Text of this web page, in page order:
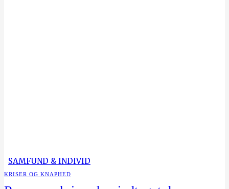
SAMFUND & INDIVID
KRISER OG KNAPHED